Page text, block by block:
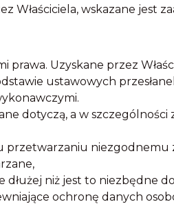
Właściciela, wskazane jest
Uzyskane przez
ustawowych
dotyczą, a w szczególności
przetwarzaniu niezgodnemu
niż jest to niezbędne
ochronę danych